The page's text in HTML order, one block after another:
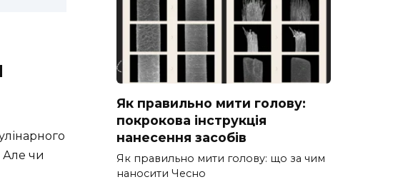
Але чи
Як правильно мити голову:
покрокова інструкція
нанесення засобів
Як правильно мити голову: що за чим
наносити Чесно